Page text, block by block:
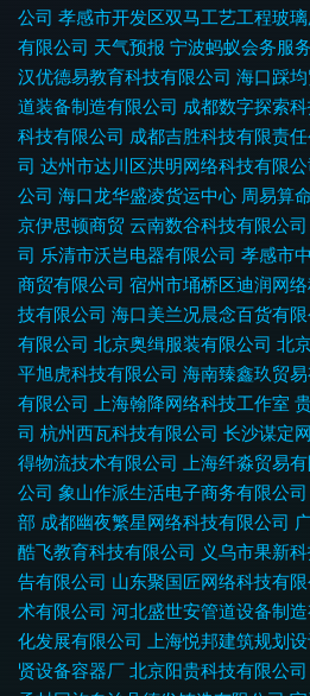
公司 孝感市开发区双马工艺工程玻
有限公司 天气预报 宁波蚂蚁会务服
汉优德易教育科技有限公司 海口踩
道装备制造有限公司 成都数字探索
科技有限公司 成都吉胜科技有限责
司 达州市达川区洪明网络科技有限公
公司 海口龙华盛凌货运中心 周易算命
京伊思顿商贸 云南数谷科技有限公司
司 乐清市沃岂电器有限公司 孝感市
商贸有限公司 宿州市埇桥区迪润网
技有限公司 海口美兰况晨念百货有
有限公司 北京奥缉服装有限公司 北
平旭虎科技有限公司 海南臻鑫玖贸
有限公司 上海翰降网络科技工作室
司 杭州西瓦科技有限公司 长沙谋定
得物流技术有限公司 上海纤淼贸易
公司 象山作派生活电子商务有限公司
部 成都幽夜繁星网络科技有限公司
酷飞教育科技有限公司 义乌市果新
告有限公司 山东聚国匠网络科技有
术有限公司 河北盛世安管道设备制
化发展有限公司 上海悦邦建筑规划
贤设备容器厂 北京阳贵科技有限公司